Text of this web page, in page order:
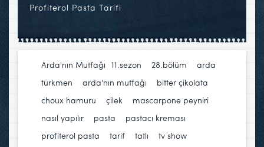
Profiterol Pasta Tarifi
Arda'nın Mutfağı 11.sezon 28.bölüm
arda
türkmen
arda'nın mutfağı bitter çikolata
choux hamuru
çilek mascarpone peyniri
nasıl yapılır
pasta pastacı kreması
profiterol pasta
tarif tatlı tv show